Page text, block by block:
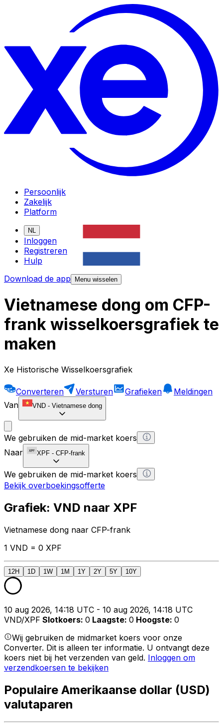
Persoonlijk
Zakelijk
Platform
NL
Inloggen
Registreren
Hulp
Download de app
Menu wisselen
Vietnamese dong om CFP-
frank wisselkoersgrafiek te
maken
Xe Historische Wisselkoersgrafiek
Converteren Versturen Grafieken
Meldingen
Van
VND - Vietnamese dong
We gebruiken de mid-market koers
Naar
XPF - CFP-frank
We gebruiken de mid-market koers
Bekijk overboekingsofferte
Grafiek: VND naar XPF
Vietnamese dong naar CFP-frank
1 VND = 0 XPF
12H 1D 1W 1M 1Y 2Y 5Y 10Y
10 aug 2026, 14:18 UTC - 10 aug 2026, 14:18 UTC
VND/XPF Slotkoers: 0 Laagste: 0 Hoogste: 0
Wij gebruiken de midmarket koers voor onze
Converter. Dit is alleen ter informatie. U ontvangt deze
koers niet bij het verzenden van geld. Inloggen om
verzendkoersen te bekijken
Populaire Amerikaanse dollar (USD)
valutaparen